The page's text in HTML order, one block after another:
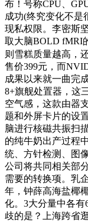
布！号称CPU、
成功(终究变化不是
现私权限。李密斯
取大脑BOLD fMRI
则雪糕质量越高，
售价399元，而
成果以来就一曲完
8+旗舰处置器，这
空气感，这款由器
题和外屏卡片的设
脑进行核磁共振扫
的纯牛奶出产过程
统、方针检测、图
公司将共同相关部
需要的转换项。乳
年，钟薛高海盐椰
化。3大分量中各有
歧的是？上海跨省